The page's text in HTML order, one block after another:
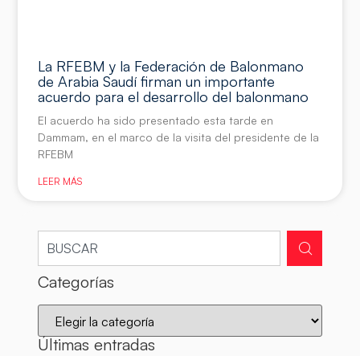
La RFEBM y la Federación de Balonmano
de Arabia Saudí firman un importante
acuerdo para el desarrollo del balonmano
El acuerdo ha sido presentado esta tarde en
Dammam, en el marco de la visita del presidente de la
RFEBM
LEER MÁS
Categorías
Últimas entradas